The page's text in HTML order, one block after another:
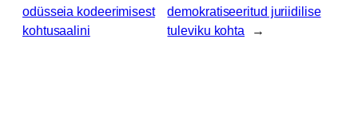
odüsseia kodeerimisest
kohtusaalini
demokratiseeritud juriidilise
tuleviku kohta
→